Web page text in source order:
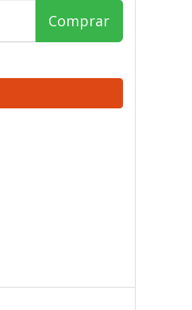
Comprar